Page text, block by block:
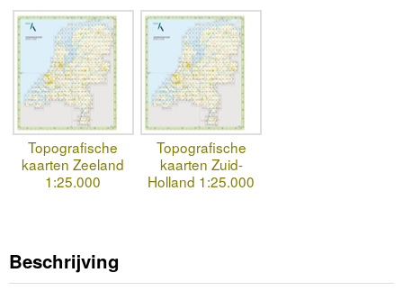
Topografische
kaarten Zeeland
1:25.000
Topografische
kaarten Zuid-
Holland 1:25.000
Beschrijving